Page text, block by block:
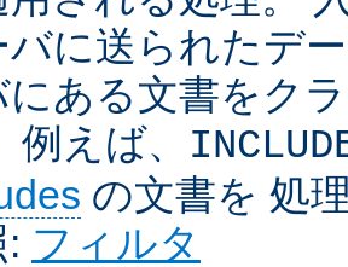
バに送られたデ
にある文書をク
例えば、
の文書を 処
フィルタ